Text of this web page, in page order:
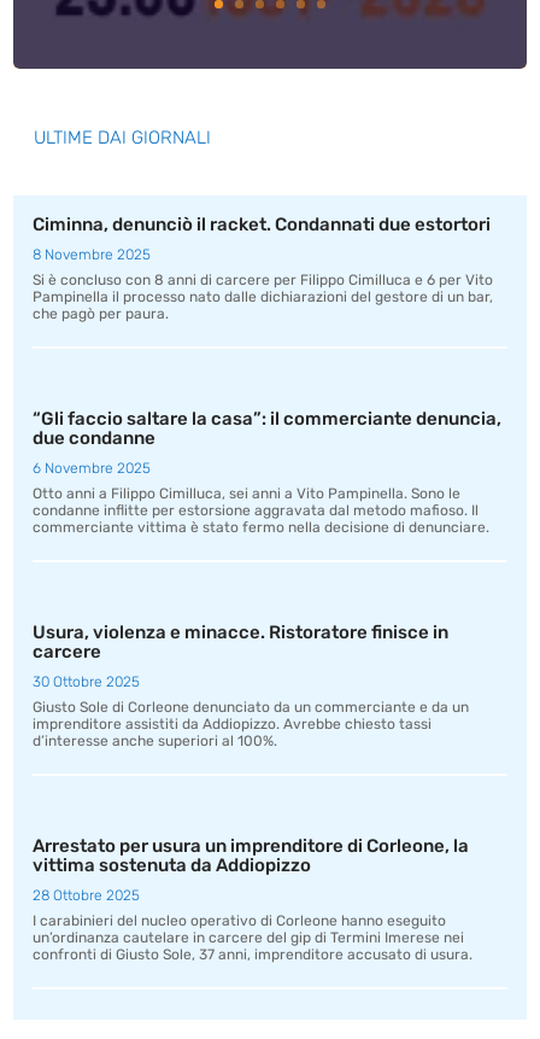
ULTIME DAI GIORNALI
Ciminna, denunciò il racket. Condannati due estortori
8 Novembre 2025
Si è concluso con 8 anni di carcere per Filippo Cimilluca e 6 per Vito
Pampinella il processo nato dalle dichiarazioni del gestore di un bar,
che pagò per paura.
“Gli faccio saltare la casa”: il commerciante denuncia,
due condanne
6 Novembre 2025
Otto anni a Filippo Cimilluca, sei anni a Vito Pampinella. Sono le
condanne inflitte per estorsione aggravata dal metodo mafioso. Il
commerciante vittima è stato fermo nella decisione di denunciare.
Usura, violenza e minacce. Ristoratore finisce in
carcere
30 Ottobre 2025
Giusto Sole di Corleone denunciato da un commerciante e da un
imprenditore assistiti da Addiopizzo. Avrebbe chiesto tassi
d’interesse anche superiori al 100%.
Arrestato per usura un imprenditore di Corleone, la
vittima sostenuta da Addiopizzo
28 Ottobre 2025
I carabinieri del nucleo operativo di Corleone hanno eseguito
un’ordinanza cautelare in carcere del gip di Termini Imerese nei
confronti di Giusto Sole, 37 anni, imprenditore accusato di usura.